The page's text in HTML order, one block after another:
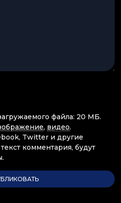
файла: 20 МБ.
, видео.
Twitter и другие
комментария, будут